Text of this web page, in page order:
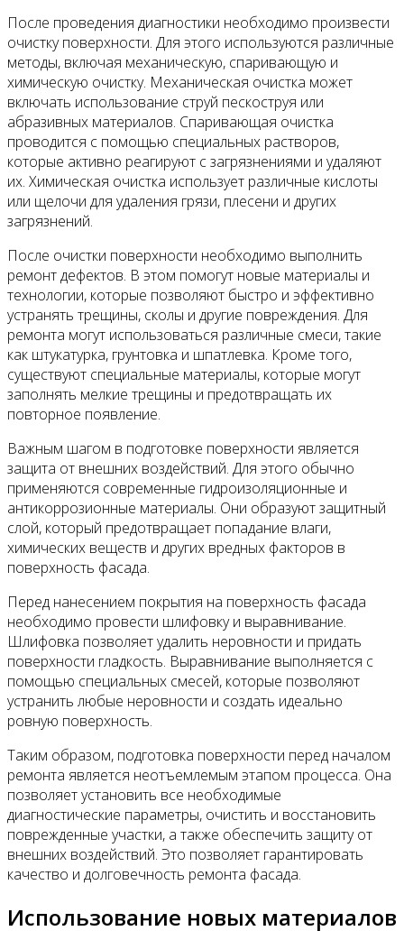
После проведения диагностики необходимо произвести
очистку поверхности. Для этого используются различные
методы, включая механическую, спаривающую и
химическую очистку. Механическая очистка может
включать использование струй пескоструя или
абразивных материалов. Спаривающая очистка
проводится с помощью специальных растворов,
которые активно реагируют с загрязнениями и удаляют
их. Химическая очистка использует различные кислоты
или щелочи для удаления грязи, плесени и других
загрязнений.
После очистки поверхности необходимо выполнить
ремонт дефектов. В этом помогут новые материалы и
технологии, которые позволяют быстро и эффективно
устранять трещины, сколы и другие повреждения. Для
ремонта могут использоваться различные смеси, такие
как штукатурка, грунтовка и шпатлевка. Кроме того,
существуют специальные материалы, которые могут
заполнять мелкие трещины и предотвращать их
повторное появление.
Важным шагом в подготовке поверхности является
защита от внешних воздействий. Для этого обычно
применяются современные гидроизоляционные и
антикоррозионные материалы. Они образуют защитный
слой, который предотвращает попадание влаги,
химических веществ и других вредных факторов в
поверхность фасада.
Перед нанесением покрытия на поверхность фасада
необходимо провести шлифовку и выравнивание.
Шлифовка позволяет удалить неровности и придать
поверхности гладкость. Выравнивание выполняется с
помощью специальных смесей, которые позволяют
устранить любые неровности и создать идеально
ровную поверхность.
Таким образом, подготовка поверхности перед началом
ремонта является неотъемлемым этапом процесса. Она
позволяет установить все необходимые
диагностические параметры, очистить и восстановить
поврежденные участки, а также обеспечить защиту от
внешних воздействий. Это позволяет гарантировать
качество и долговечность ремонта фасада.
Использование новых материалов